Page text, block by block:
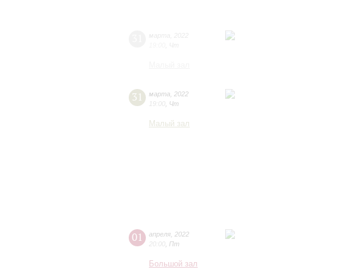
31 марта
2022
19:00 Чт
Малый зал
01 апреля 2022
20:00 Пт
Большой зал